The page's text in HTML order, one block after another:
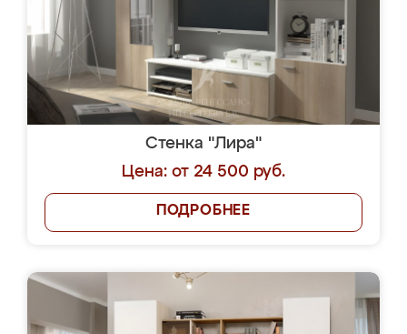
Стенка "Лира"
Цена: от 24 500 руб.
ПОДРОБНЕЕ